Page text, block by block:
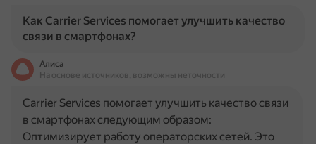
Как Carrier Services помогает улучшить качество
связи в смартфонах?
Алиса
На основе источников, возможны неточности
Carrier Services помогает улучшить качество связи
в смартфонах следующим образом:
Оптимизирует работу операторских сетей. Это